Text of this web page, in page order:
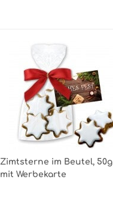
Zimtsterne im Beutel, 50g
mit Werbekarte